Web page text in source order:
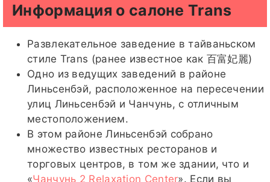
Информация о салоне Trans
Развлекательное заведение в тайваньском
стиле Trans (ранее известное как 百富妃麗)
Одно из ведущих заведений в районе
Линьсенбэй, расположенное на пересечении
улиц Линьсенбэй и Чанчунь, с отличным
местоположением.
В этом районе Линьсенбэй собрано
множество известных ресторанов и
торговых центров, в том же здании, что и
«Чанчунь 2 Relaxation Center». Если вы